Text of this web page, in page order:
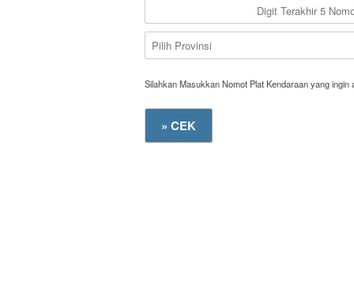
Silahkan Masukkan Nomot Plat Kendaraan yang ingin